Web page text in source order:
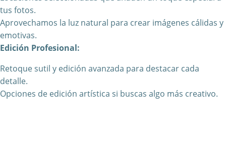
tus fotos.
Aprovechamos la luz natural para crear imágenes cálidas y
emotivas.
Edición Profesional:
Retoque sutil y edición avanzada para destacar cada
detalle.
Opciones de edición artística si buscas algo más creativo.